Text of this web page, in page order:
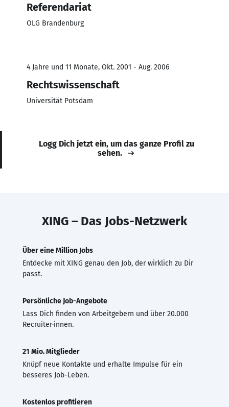
Referendariat
OLG Brandenburg
4 Jahre und 11 Monate, Okt. 2001 - Aug. 2006
Rechtswissenschaft
Universität Potsdam
Logg Dich jetzt ein, um das ganze Profil zu
sehen.
XING – Das Jobs-Netzwerk
Über eine Million Jobs
Entdecke mit XING genau den Job, der wirklich zu Dir
passt.
Persönliche Job-Angebote
Lass Dich finden von Arbeitgebern und über 20.000
Recruiter·innen.
21 Mio. Mitglieder
Knüpf neue Kontakte und erhalte Impulse für ein
besseres Job-Leben.
Kostenlos profitieren